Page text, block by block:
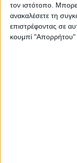
τον ιστότοπο.
ανακαλέσετε τη
επιστρέφοντας σε
κουμπί "Απορρήτου"
όλων των
της νεολαίας
γνώμονα τις